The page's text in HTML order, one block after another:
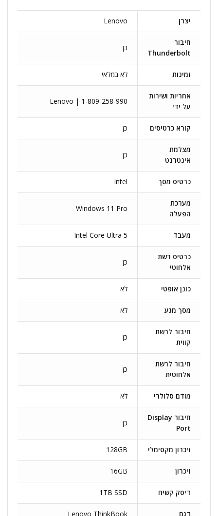
יצרן Lenovo
חיבור
Thunderbolt
כן
זמינות לא במלאי
אחריות ושירות
על ידי
Lenovo | 1-809-258-990
קורא כרטיסים כן
מצלמת
אינטרנט
כן
כרטיס מסך Intel
מערכת
הפעלה
Windows 11 Pro
מעבד Intel Core Ultra 5
כרטיס רשת
אלחוטי
כן
כונן אופטי לא
מסך מגע לא
חיבור לרשת
קווית
כן
חיבור לרשת
אלחוטית
כן
מודם סלולרי לא
חיבור Display
Port
כן
זיכרון מקסימלי 128GB
זיכרון 16GB
דיסק קשיח 1TB SSD
דגם Lenovo ThinkBook